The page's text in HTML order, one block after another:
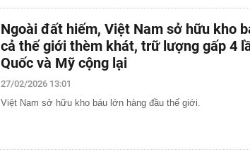
Ngoài đất hiếm, Việt Nam sở hữu kho
cả thế giới thèm khát, trữ lượng gấp 4
Quốc và Mỹ cộng lại
27/02/2026 13:01
Việt Nam sở hữu kho báu lớn hàng đầu thế giới.